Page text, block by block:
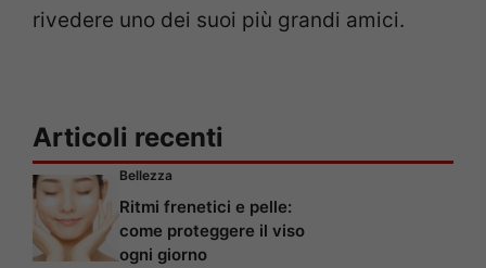
rivedere uno dei suoi più grandi amici.
Articoli recenti
Bellezza
Ritmi frenetici e pelle:
come proteggere il viso
ogni giorno